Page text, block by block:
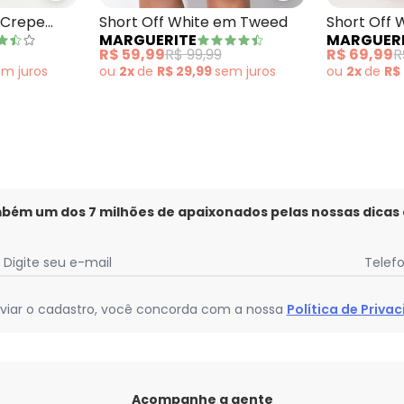
juros
Short Off White em Tweed
MARGUERITE
R$ 59,99R$ 99,99
ou 2xde R$ 29,99sem juros
Short Off
R$ 69,99
ou 2xde
um dos 7 milhões de apaixonados pelas nossas
Digite seu e-mail
o cadastro, você concorda com a nossa Política de
Acompanhe a gente